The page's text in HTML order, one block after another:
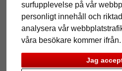
surfupplevelse på vår
personligt innehåll och
analysera vår
våra besökare kommer ifrån.
Jag
Tillbaka